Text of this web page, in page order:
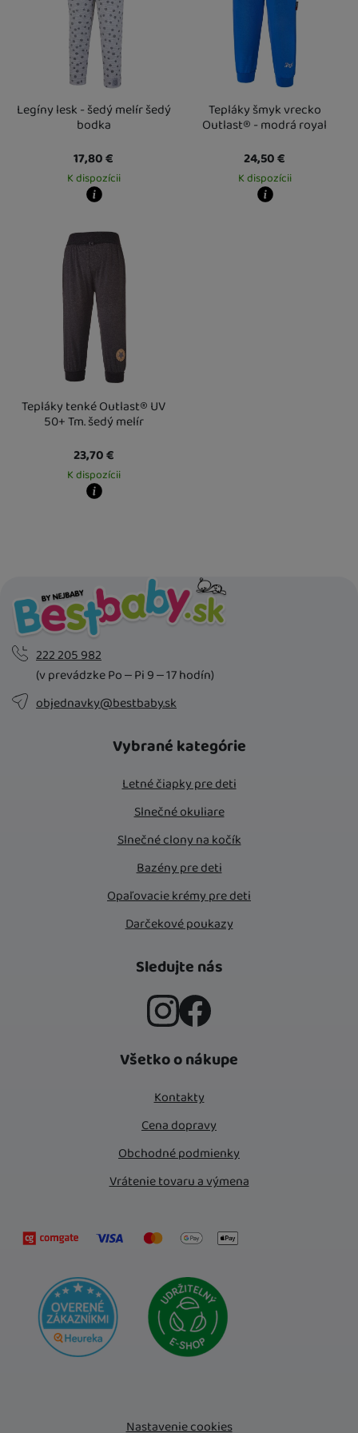
Legíny lesk - šedý melír šedý
bodka
17,80€
K dispozícii
Osobný odber vo výdajnom mieste
U Vás doma 17. 8.
Tepláky šmyk vrecko
Outlast® - modrá royal
24,50€
K dispozícii
Tepláky tenké Outlast® UV
50+ Tm. šedý melír
23,70€
K dispozícii
222 205 982
(v prevádzke Po – Pi 9 – 17 hodín)
objednavky@bestbaby.sk
Vybrané kategórie
Letné čiapky pre deti
Slnečné okuliare
Slnečné clony na kočík
Bazény pre deti
Opaľovacie krémy pre deti
Darčekové poukazy
Sledujte nás
Všetko o nákupe
Kontakty
Cena dopravy
Obchodné podmienky
Vrátenie tovaru a výmena
Nastavenie cookies